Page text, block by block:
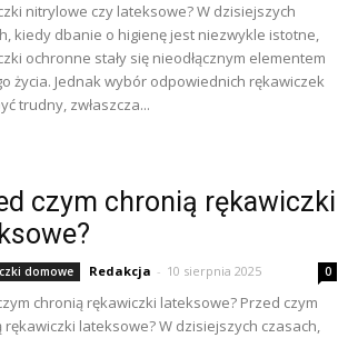
nitrylowe czy lateksowe? W dzisiejszych
kiedy dbanie o higienę jest niezwykle istotne,
ochronne stały się nieodłącznym elementem
życia. Jednak wybór odpowiednich rękawiczek
trudny, zwłaszcza...
czym chronią rękawiczki
domowe Redakcja - 10 sierpnia 2025 0
chronią rękawiczki lateksowe? Przed czym
rękawiczki lateksowe? W dzisiejszych czasach,